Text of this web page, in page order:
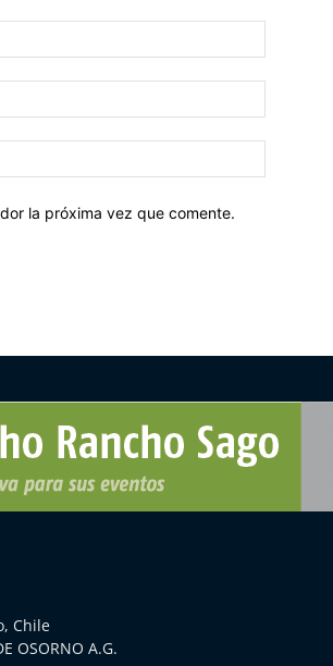
la próxima vez que comente.
Chile
OSORNO A.G.